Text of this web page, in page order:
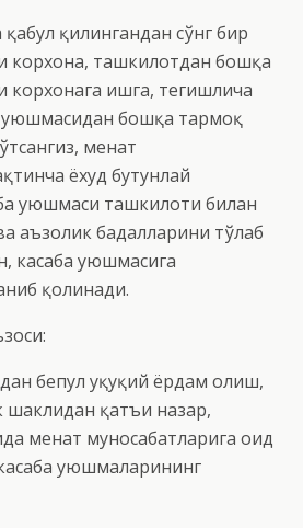
қилингандан сўнг бир
корхона, ташкилотдан бошқа
корхонага ишга, тегишлича
уюшмасидан бошқа тармоқ
меҳнат
ёхуд бутунлай
уюшмаси ташкилоти билан
аъзолик бадалларини тўлаб
касаба уюшмасига
қолинади.
бепул ҳуқуқий ёрдам олиш,
шаклидан қатъи назар,
меҳнат муносабатларига оид
уюшмаларининг